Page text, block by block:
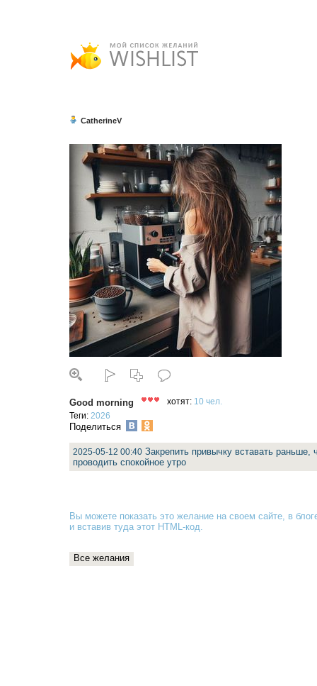
CatherineV
Good morning хотят: 10 чел.
Теги: 2026
Поделиться
2025-05-12 00:40 Закрепить привычку вставать раньше,
проводить спокойное утро
Вы можете показать это желание на своем сайте, в
и вставив туда этот HTML-код.
Все желания